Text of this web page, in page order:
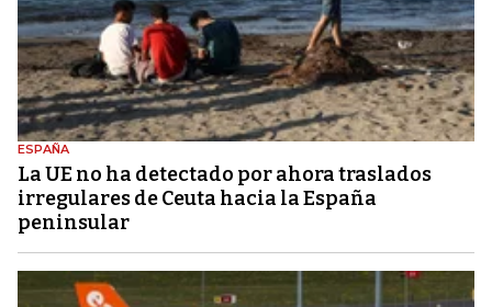
ESPAÑA
La UE no ha detectado por ahora traslados
irregulares de Ceuta hacia la España
peninsular